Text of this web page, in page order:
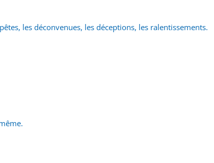
les déconvenues, les déceptions, les ralentissements.